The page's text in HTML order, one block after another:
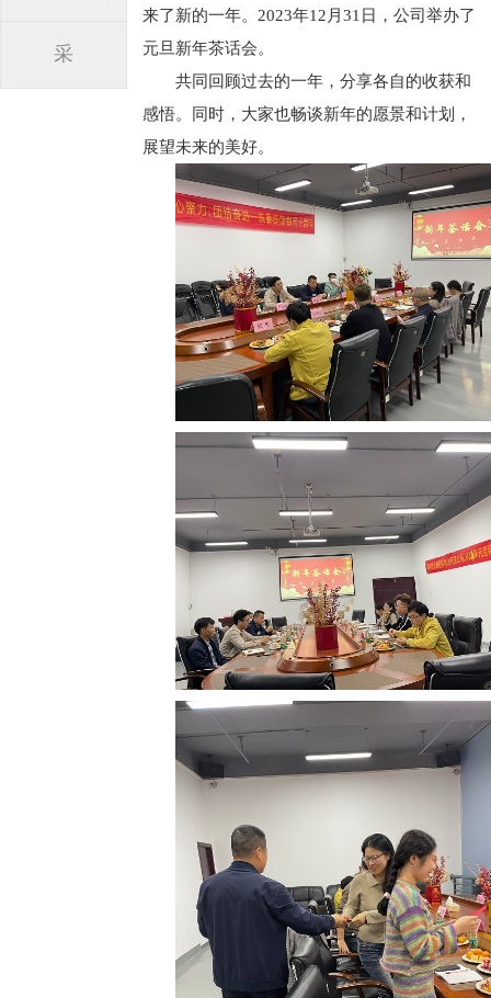
采
来了新的一年。2023年12月31日，公司举办了
元旦新年茶话会。
共同回顾过去的一年，分享各自的收获和
感悟。同时，大家也畅谈新年的愿景和计划，
展望未来的美好。